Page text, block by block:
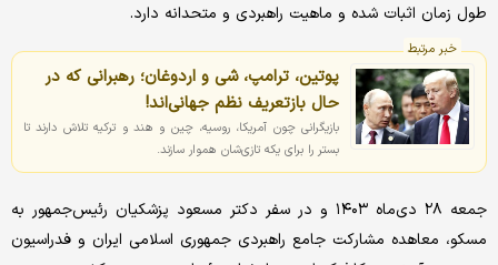
طول زمان اثبات شده و ماهیت راهبردی و متحدانه دارد.
خبر مرتبط
پوتین، ترامپ، شی و اردوغان؛ رهبرانی که در
حال بازتعریف نظم جهانی‌اند!
بازیگرانی چون آمریکا، روسیه، چین و هند و ترکیه تلاش دارند تا
بستر را برای یکه تازی‌شان هموار سازند.
جمعه ۲۸ دی‌ماه ۱۴۰۳ و در سفر دکتر مسعود پزشکیان رئیس‌جمهور به
مسکو، معاهده مشارکت جامع راهبردی جمهوری اسلامی ایران و فدراسیون